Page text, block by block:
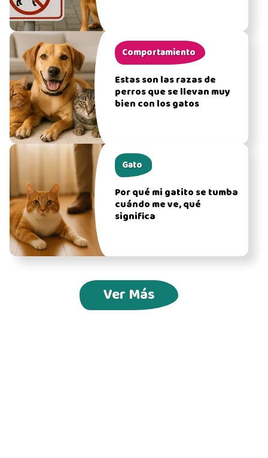
Comportamiento
Estas son las razas de
perros que se llevan muy
bien con los gatos
Gato
Por qué mi gatito se tumba
cuándo me ve, qué
significa
Ver Más